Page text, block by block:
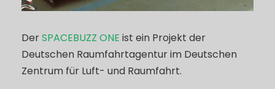
DerSPACEBUZZ ONE ist ein Projekt der
Deutschen Raumfahrtagentur im Deutschen
Zentrum für Luft- und Raumfahrt.